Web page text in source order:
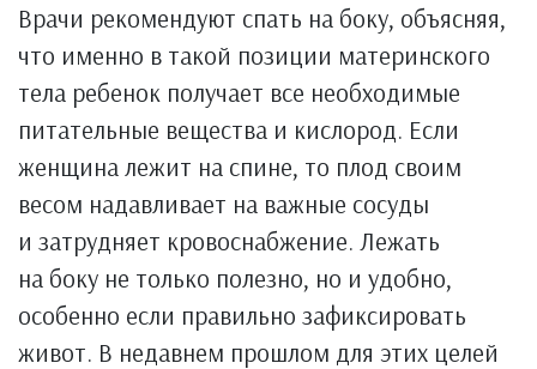
Врачи рекомендуют спать на боку, объясняя,
что именно в такой позиции материнского
тела ребенок получает все необходимые
питательные вещества и кислород. Если
женщина лежит на спине, то плод своим
весом надавливает на важные сосуды
и затрудняет кровоснабжение. Лежать
на боку не только полезно, но и удобно,
особенно если правильно зафиксировать
живот. В недавнем прошлом для этих целей